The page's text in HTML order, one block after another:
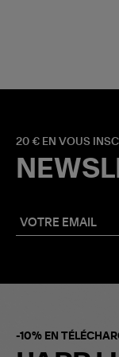
20 € EN VOUS
-10% EN